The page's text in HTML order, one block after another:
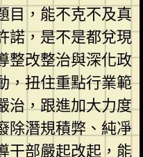
目，能不克不及真
諾，是不是都兌現
整改整治與深化政
，扭住重點行業範
治，跟進加大力度
除潛規積弊、純凈
干部嚴起改起，能